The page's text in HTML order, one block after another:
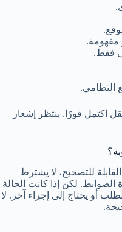
مفهومة.
فقط.
النظامي.
اكتمل فورًا. ينتظر إشعار
للتصحيح، لا يشترط
الضوابط. لكن إذا كانت الحالة
أو يحتاج إلى إجراء آخر. لا